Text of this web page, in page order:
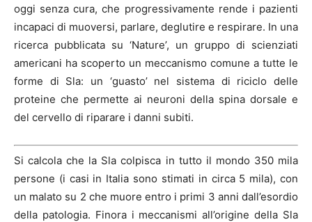
oggi senza cura, che progressivamente rende i pazienti
incapaci di muoversi, parlare, deglutire e respirare. In una
ricerca pubblicata su ‘Nature’, un gruppo di scienziati
americani ha scoperto un meccanismo comune a tutte le
forme di Sla: un ‘guasto’ nel sistema di riciclo delle
proteine che permette ai neuroni della spina dorsale e
del cervello di riparare i danni subiti.
Si calcola che la Sla colpisca in tutto il mondo 350 mila
persone (i casi in Italia sono stimati in circa 5 mila), con
un malato su 2 che muore entro i primi 3 anni dall’esordio
della patologia. Finora i meccanismi all’origine della Sla